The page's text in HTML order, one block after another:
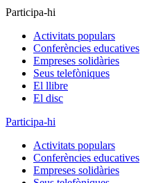
Participa-hi
Activitats populars
Conferències educatives
Empreses solidàries
Seus telefòniques
El llibre
El disc
Participa-hi
Activitats populars
Conferències educatives
Empreses solidàries